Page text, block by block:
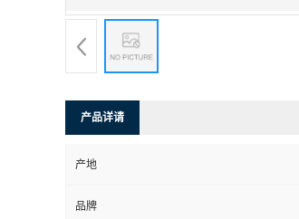
产品详请
产地
品牌